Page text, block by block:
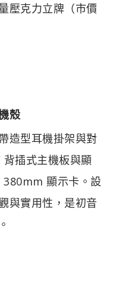
壓克力立牌（市價
殼
造型耳機掛架與對
插式主機板與顯
顯示卡。設
與實用性，是初音